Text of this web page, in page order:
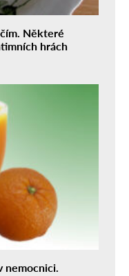
Některé
hrách
nemocnici.